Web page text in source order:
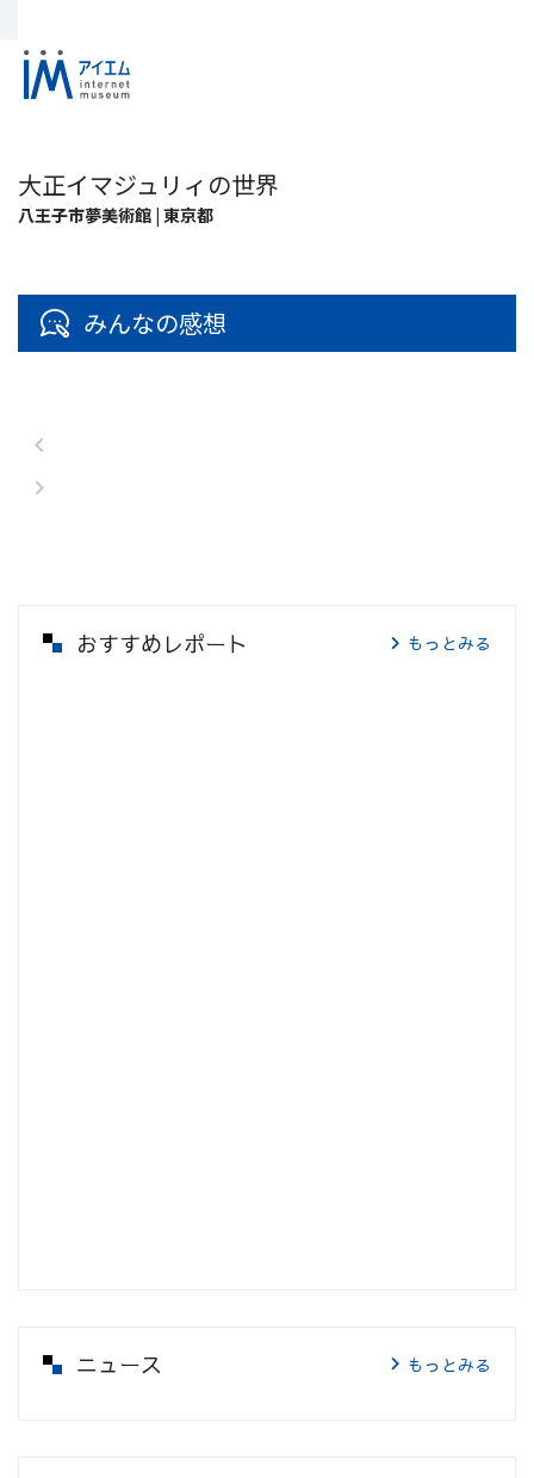
大正イマジュリィの世界
八王子市夢美術館 | 東京都
みんなの感想
おすすめレポート もっとみる
ニュース もっとみる